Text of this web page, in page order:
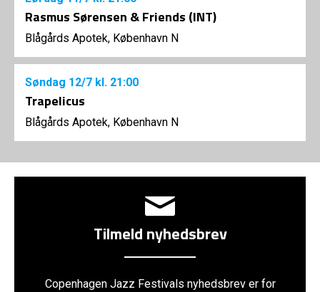
Rasmus Sørensen & Friends (INT)
Blågårds Apotek, København N
Søndag 12/7 kl. 21:00
Trapelicus
Blågårds Apotek, København N
Tilmeld nyhedsbrev
Copenhagen Jazz Festivals nyhedsbrev er for